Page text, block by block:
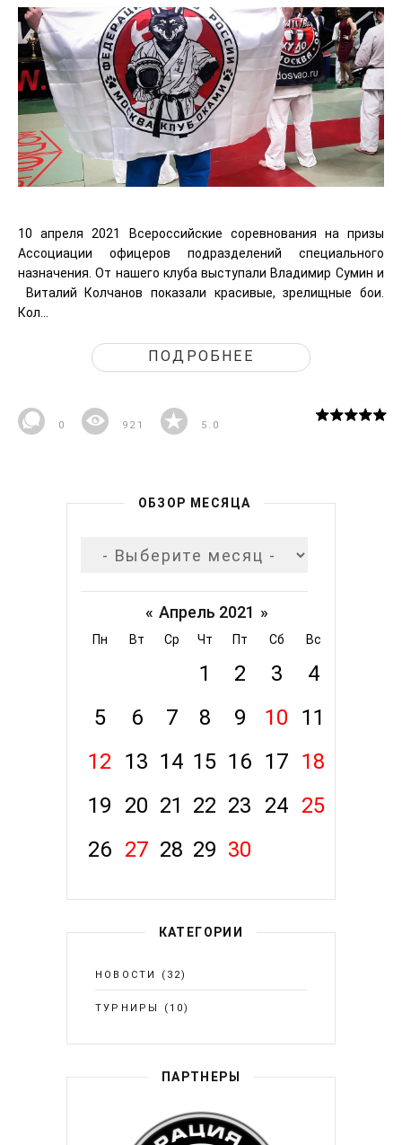
10 апреля 2021 Всероссийские соревнования на призы
Ассоциации офицеров подразделений специального
назначения. От нашего клуба выступали Владимир Сумин и
Виталий Колчанов показали красивые, зрелищные бои.
Кол...
ПОДРОБНЕЕ
0 921 5.0
ОБЗОР МЕСЯЦА
« Апрель 2021 »
Пн Вт Ср Чт Пт Сб Вс
1 2 3
4
5
6 7 8 9 10
11
12
13 14 15 16 17 18
19
20 21 22 23 24 25
26 27 28 29 30
КАТЕГОРИИ
НОВОСТИ (32)
ТУРНИРЫ (10)
ПАРТНЕРЫ